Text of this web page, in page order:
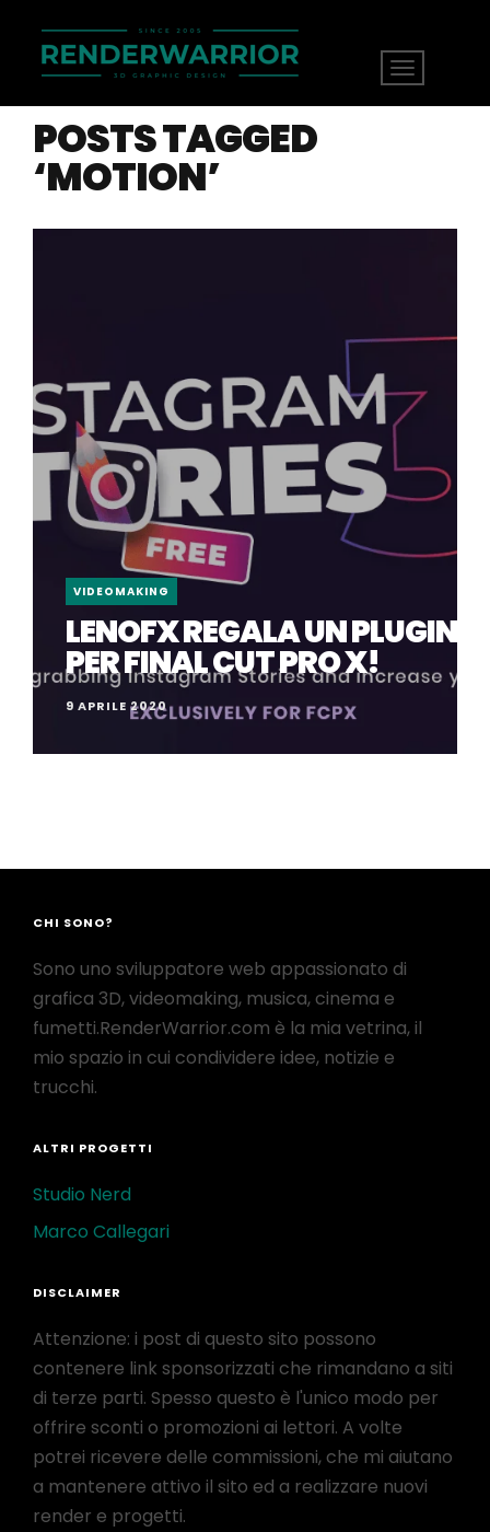
POSTS TAGGED
‘MOTION’
VIDEOMAKING
LENOFX REGALA UN PLUGIN
PER FINAL CUT PRO X!
9 APRILE 2020
CHI SONO?
Sono uno sviluppatore web appassionato di
grafica 3D, videomaking, musica, cinema e
fumetti.RenderWarrior.com è la mia vetrina, il
mio spazio in cui condividere idee, notizie e
trucchi.
ALTRI PROGETTI
Studio Nerd
Marco Callegari
DISCLAIMER
Attenzione: i post di questo sito possono
contenere link sponsorizzati che rimandano a siti
di terze parti. Spesso questo è l'unico modo per
offrire sconti o promozioni ai lettori. A volte
potrei ricevere delle commissioni, che mi aiutano
a mantenere attivo il sito ed a realizzare nuovi
render e progetti.